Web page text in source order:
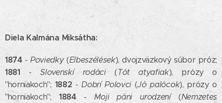
Diela Kalmána Miksátha:
1874-Poviedky(Elbeszélések), dvojzväzkový súbor próz;
1881 -Slovenskí rodáci(Tót atyafiak), prózy o
"horniakoch"; 1882 - Dobrí Polovci (Jó palócok), prózy o
"horniakoch"; 1884- Moji páni urodzení(Nemzetes